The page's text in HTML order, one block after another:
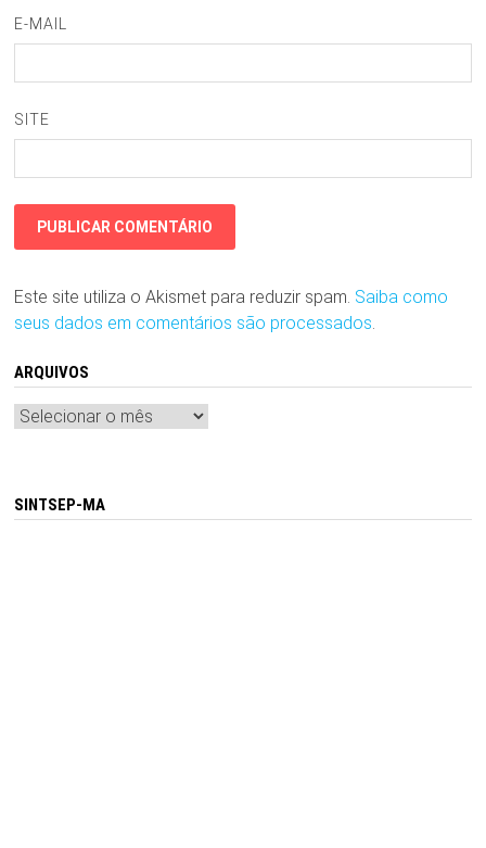
E-MAIL
SITE
Este site utiliza o Akismet para reduzir spam. Saiba como
seus dados em comentários são processados.
ARQUIVOS
Arquivos
SINTSEP-MA